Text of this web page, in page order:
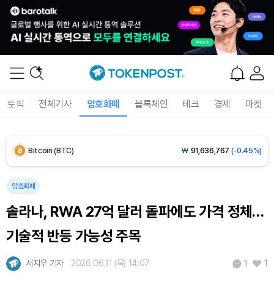
토픽 전체기사 암호화폐 블록체인 테크 경제 마켓
Bitcoin (BTC) ₩ 91,636,767 (-0.45%)
Ethereum (ETH)
Tether USDt (USDT) ₩1,421(0.00%)
BNB (BNB)
암호화폐
솔라나, RWA 27억 달러 돌파에도 가격 정체…
기술적 반등 가능성 주목
서지우 기자 2026.06.11 (목) 14:07 1 1